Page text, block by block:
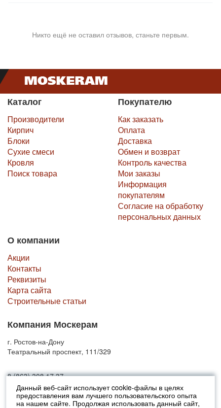
Данный веб-сайт использует cookie-файлы в целях
предоставления вам лучшего пользовательского опыта
на нашем сайте. Продолжая использовать данный сайт,
Никто ещё не оставил отзывов, станьте первым.
Каталог
Производители
Кирпич
Блоки
Сухие смеси
Кровля
Поиск товара
Покупателю
Как заказать
Оплата
Доставка
Обмен и возврат
Контроль качества
Мои заказы
Информация
покупателям
Согласие на обработку
персональных данных
О компании
Акции
Контакты
Реквизиты
Карта сайта
Строительные статьи
Компания Москерам
г. Ростов-на-Дону
Театральный проспект, 111/329
8 (863) 308 17 37
© 2010-2026 Москерам
Указанные на сайте цены не являются публичной офертой (ст.435 ГК